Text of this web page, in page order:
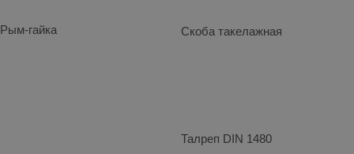
Рым-гайка Скоба такелажная
Талреп DIN 1480